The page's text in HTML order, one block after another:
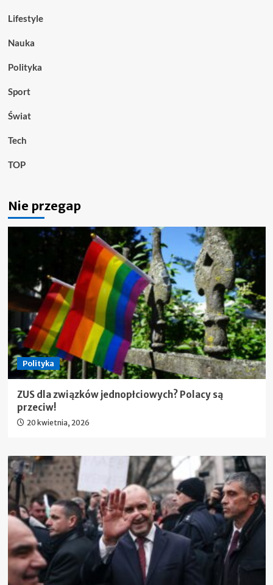
Lifestyle
Nauka
Polityka
Sport
Świat
Tech
TOP
Nie przegap
Polityka
ZUS dla związków jednopłciowych? Polacy są
przeciw!
20 kwietnia, 2026